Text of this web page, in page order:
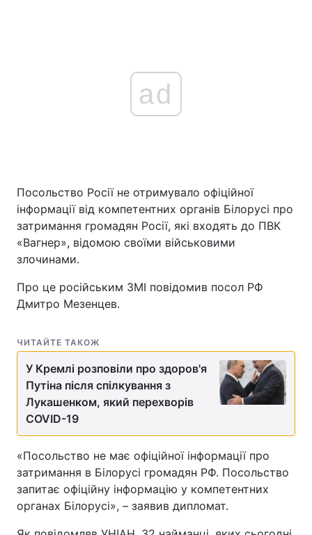
ad
Посольство Росії не отримувало офіційної
інформації від компетентних органів Білорусі про
затримання громадян Росії, які входять до ПВК
«Вагнер», відомою своїми військовими
злочинами.
Про це російським ЗМІ повідомив посол РФ
Дмитро Мезенцев.
ЧИТАЙТЕ ТАКОЖ
У Кремлі розповіли про здоров'я
Путіна після спілкування з
Лукашенком, який перехворів
COVID-19
«Посольство не має офіційної інформації про
затримання в Білорусі громадян РФ. Посольство
запитає офіційну інформацію у компетентних
органах Білорусі», – заявив дипломат.